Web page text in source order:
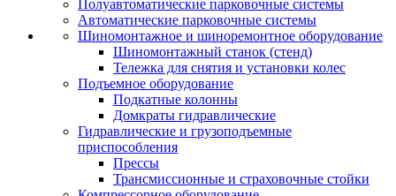
Полуавтоматические парковочные системы
Автоматические парковочные системы
Шиномонтажное и шиноремонтное оборудование
Шиномонтажный станок (стенд)
Тележка для снятия и установки колес
Подъемное оборудование
Подкатные колонны
Домкраты гидравлические
Гидравлические и грузоподъемные
приспособления
Прессы
Трансмиссионные и страховочные стойки